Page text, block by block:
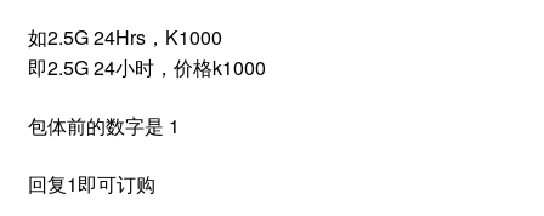
如2.5G 24Hrs，K1000
即2.5G 24小时，价格k1000
包体前的数字是 1
回复1即可订购